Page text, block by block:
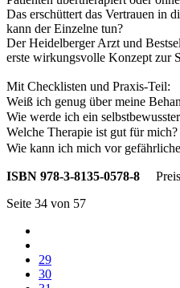
Das erschüttert das Vertrauen in
kann der Einzelne tun?
Der Heidelberger Arzt und
erste wirkungsvolle Konzept zur
Mit Checklisten und Praxis-Teil:
Weiß ich genug über meine
Wie werde ich ein
Welche Therapie ist gut für mich?
Wie kann ich mich vor
ISBN 978-3-8135-0578-8 Preis
Seite 34 von 57
29
30